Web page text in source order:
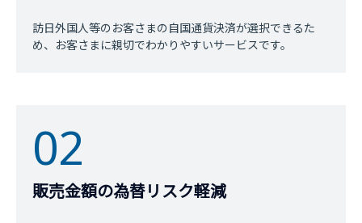
訪日外国人等のお客さまの自国通貨決済が選択できるた
め、お客さまに親切でわかりやすいサービスです。
02
販売金額の為替リスク軽減